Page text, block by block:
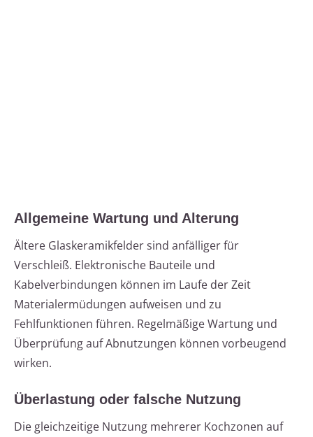
Allgemeine Wartung und Alterung
Ältere Glaskeramikfelder sind anfälliger für
Verschleiß. Elektronische Bauteile und
Kabelverbindungen können im Laufe der Zeit
Materialermüdungen aufweisen und zu
Fehlfunktionen führen. Regelmäßige Wartung und
Überprüfung auf Abnutzungen können vorbeugend
wirken.
Überlastung oder falsche Nutzung
Die gleichzeitige Nutzung mehrerer Kochzonen auf